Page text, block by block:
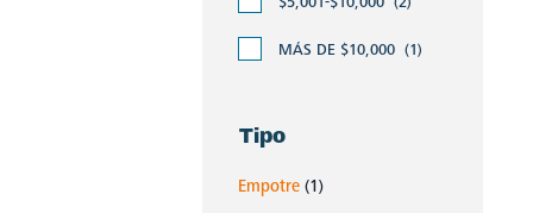
MÁS DE $10,000 (1)
Tipo
Empotre (1)